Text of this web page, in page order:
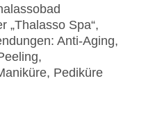
„Thalasso Spa“,
Anti-Aging,
Pediküre